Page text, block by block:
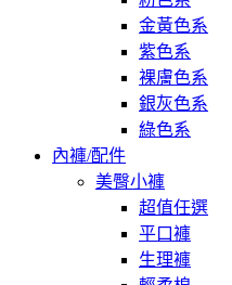
金黃色系
紫色系
裸膚色系
銀灰色系
綠色系
內褲/配件
美臀小褲
超值任選
平口褲
生理褲